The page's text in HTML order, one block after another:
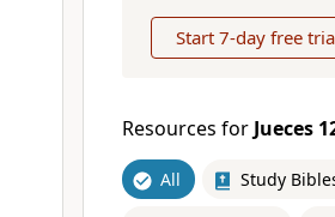
Start 7-day free
Resources for Jueces
All Study